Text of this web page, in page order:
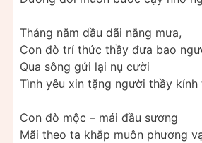
Tháng năm dầu dãi nắng mưa,
Con đò trí thức thầy đưa bao
Qua sông gửi lại nụ cười
Tình yêu xin tặng người thầy kính
Con đò mộc – mái đầu sương
Mãi theo ta khắp muôn phương